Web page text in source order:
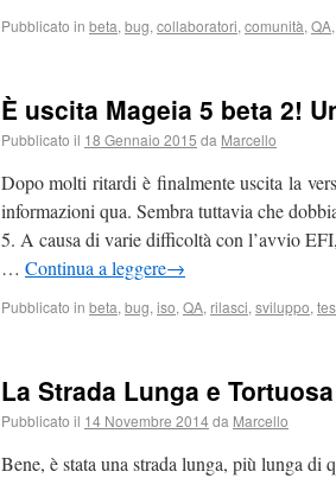
Pubblicato in beta, bug, collaboratori, comunità, QA,
È uscita Mageia 5 beta 2!
Pubblicato il 18 Gennaio 2015 da Marcello
Dopo molti ritardi è finalmente uscita la
informazioni qua. Sembra tuttavia che
5. A causa di varie difficoltà con l’avvio
… Continua a leggere→
Pubblicato in beta, bug, iso, QA, rilasci, sviluppo,
La Strada Lunga e Tortuosa
Pubblicato il 14 Novembre 2014da Marcello
Bene, è stata una strada lunga, più lunga di